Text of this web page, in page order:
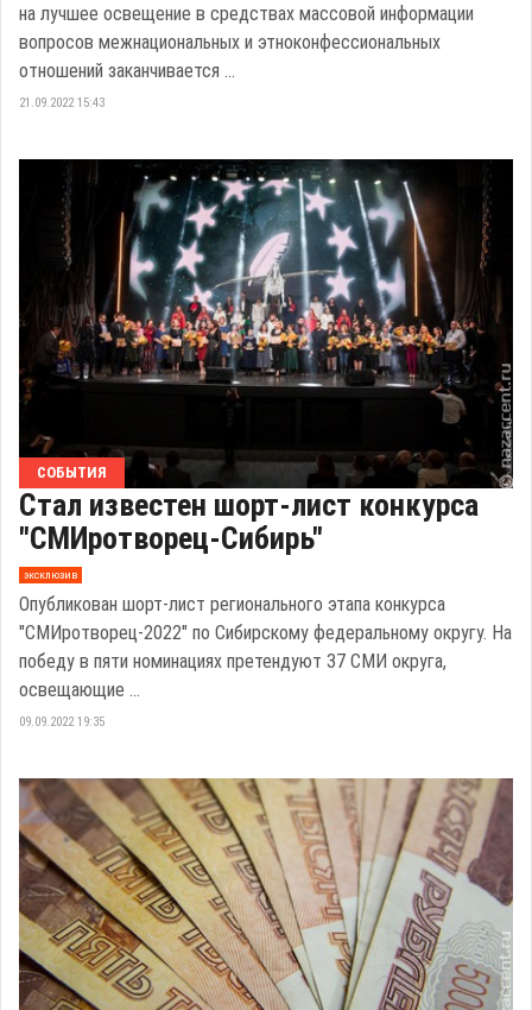
на лучшее освещение в средствах массовой информации
вопросов межнациональных и этноконфессиональных
отношений заканчивается ...
21.09.2022 15:43
СОБЫТИЯ
Стал известен шорт-лист конкурса
"СМИротворец-Сибирь"
эксклюзив
Опубликован шорт-лист регионального этапа конкурса
"СМИротворец-2022" по Сибирскому федеральному округу. На
победу в пяти номинациях претендуют 37 СМИ округа,
освещающие ...
09.09.2022 19:35